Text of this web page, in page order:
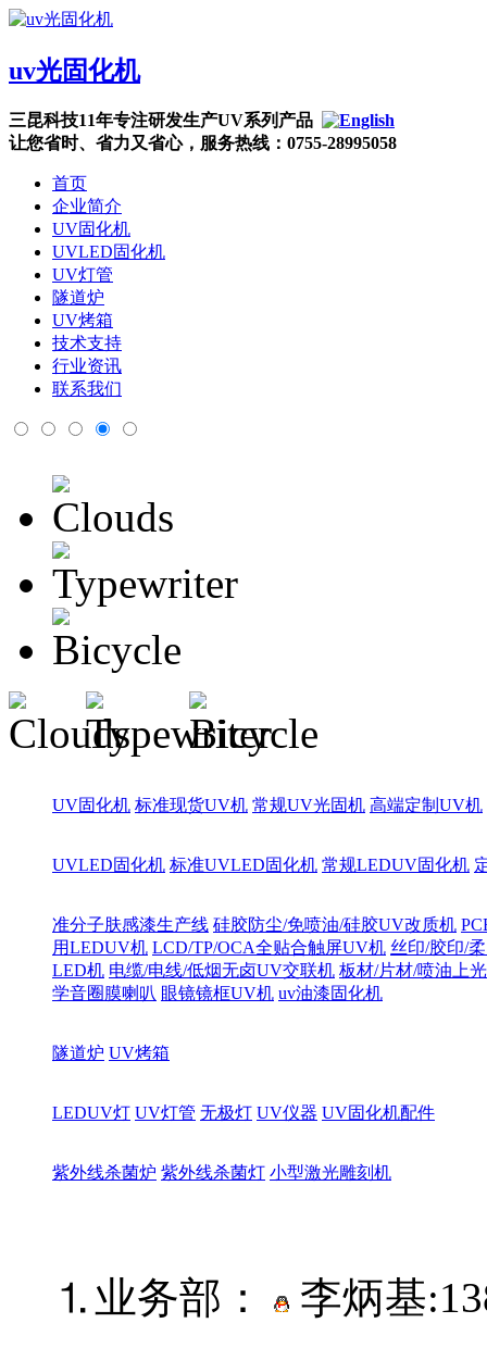
uv光固化机
三昆科技11年专注研发生产UV系列产品
让您省时、省力又省心，服务热线：0755-28995058
首页
企业简介
UV固化机
UVLED固化机
UV灯管
隧道炉
UV烤箱
技术支持
行业资讯
联系我们
UV固化机 标准现货UV机 常规UV光固机 高端定制UV机
UVLED固化机 标准UVLED固化机 常规LEDUV固化机
准分子肤感漆生产线 硅胶防尘/免喷油/硅胶UV改质机
用LEDUV机 LCD/TP/OCA全贴合触屏UV机 丝印/胶印/
LED机 电缆/电线/低烟无卤UV交联机 板材/片材/喷油上
学音圈膜喇叭 眼镜镜框UV机 uv油漆固化机
隧道炉 UV烤箱
LEDUV灯 UV灯管 无极灯 UV仪器 UV固化机配件
紫外线杀菌炉 紫外线杀菌灯 小型激光雕刻机
⒈业务部： 李炳基: